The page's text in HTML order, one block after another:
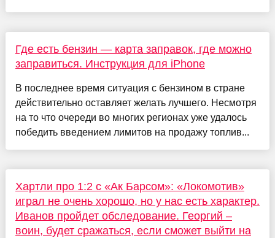
Где есть бензин — карта заправок, где можно
заправиться. Инструкция для iPhone
В последнее время ситуация с бензином в стране
действительно оставляет желать лучшего. Несмотря
на то что очереди во многих регионах уже удалось
победить введением лимитов на продажу топлив...
Хартли про 1:2 с «Ак Барсом»: «Локомотив»
играл не очень хорошо, но у нас есть характер.
Иванов пройдет обследование. Георгий –
воин, будет сражаться, если сможет выйти на